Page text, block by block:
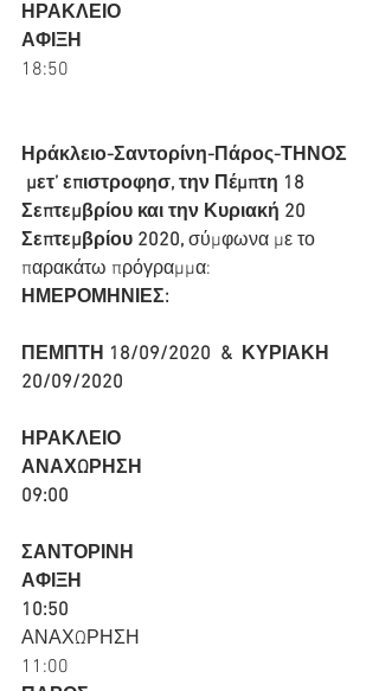
ΗΡΑΚΛΕΙΟ
ΑΦΙΞΗ
18:50
Ηράκλειο-Σαντορίνη-Πάρος-ΤΗΝΟΣ
μετ’ επιστροφησ, την Πέμπτη 18
Σεπτεμβρίου και την Κυριακή 20
Σεπτεμβρίου 2020, σύμφωνα με το
παρακάτω πρόγραμμα:
ΗΜΕΡΟΜΗΝΙΕΣ:
ΠΕΜΠΤΗ 18/09/2020  &  ΚΥΡΙΑΚΗ
20/09/2020
ΗΡΑΚΛΕΙΟ
ΑΝΑΧΩΡΗΣΗ
09:00
ΣΑΝΤΟΡΙΝΗ
ΑΦΙΞΗ
10:50
ΑΝΑΧΩΡΗΣΗ
11:00